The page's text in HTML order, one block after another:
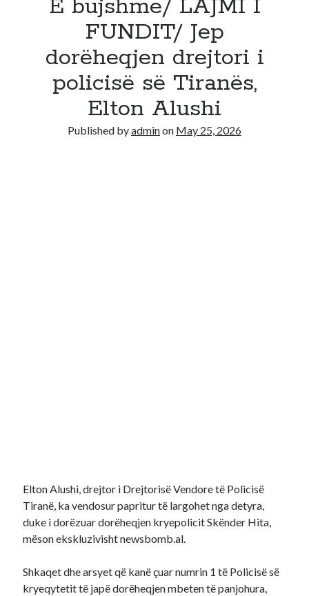
E bujshme/ LAJMI I
FUNDIT/ Jep
dorëheqjen drejtori i
policisë së Tiranës,
Elton Alushi
Published byadminon May 25, 2026
Elton Alushi, drejtor i Drejtorisë Vendore të Policisë
Tiranë, ka vendosur papritur të largohet nga detyra,
duke i dorëzuar dorëheqjen kryepolicit Skënder Hita,
mëson ekskluzivisht newsbomb.al.
Shkaqet dhe arsyet që kanë çuar numrin 1 të Policisë së
kryeqytetit të japë dorëheqjen mbeten të panjohura,